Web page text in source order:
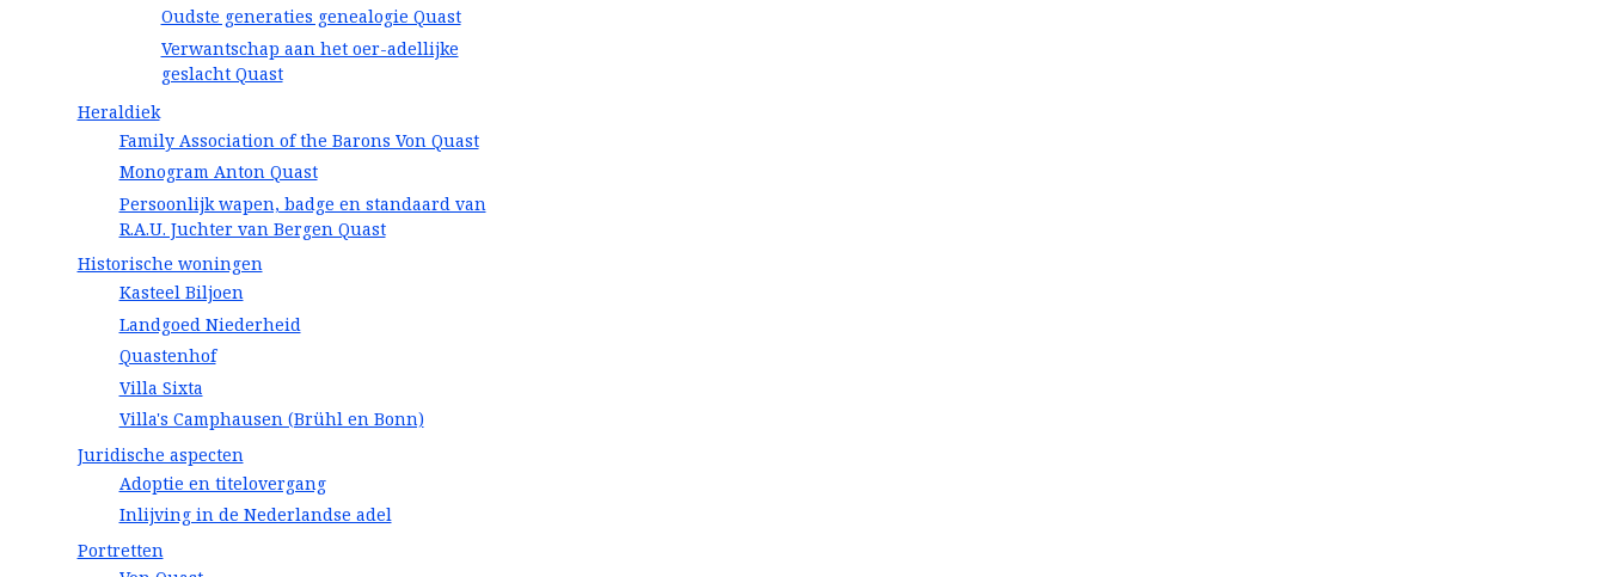
Oudste generaties genealogie Quast
Verwantschap aan het oer-adellijke
geslacht Quast
Heraldiek
Family Association of the Barons Von Quast
Monogram Anton Quast
Persoonlijk wapen, badge en standaard van
R.A.U. Juchter van Bergen Quast
Historische woningen
Kasteel Biljoen
Landgoed Niederheid
Quastenhof
Villa Sixta
Villa's Camphausen (Brühl en Bonn)
Juridische aspecten
Adoptie en titelovergang
Inlijving in de Nederlandse adel
Portretten